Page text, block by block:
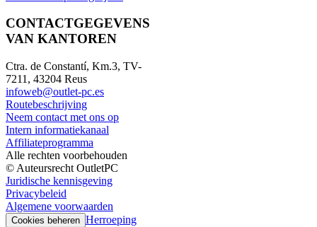
CONTACTGEGEVENS
VAN KANTOREN
Ctra. de Constantí, Km.3, TV-
7211, 43204 Reus
infoweb@outlet-pc.es
Routebeschrijving
Neem contact met ons op
Intern informatiekanaal
Affiliateprogramma
Alle rechten voorbehouden
© Auteursrecht OutletPC
Juridische kennisgeving
Privacybeleid
Algemene voorwaarden
Cookies beheren Herroeping